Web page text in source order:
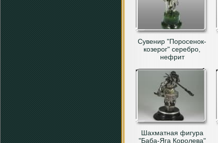
Сувенир "Поросенок-
козерог" серебро,
нефрит
Шахматная фигура
"Баба-Яга Королева"